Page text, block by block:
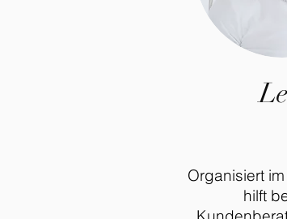
Organisiert
hilft